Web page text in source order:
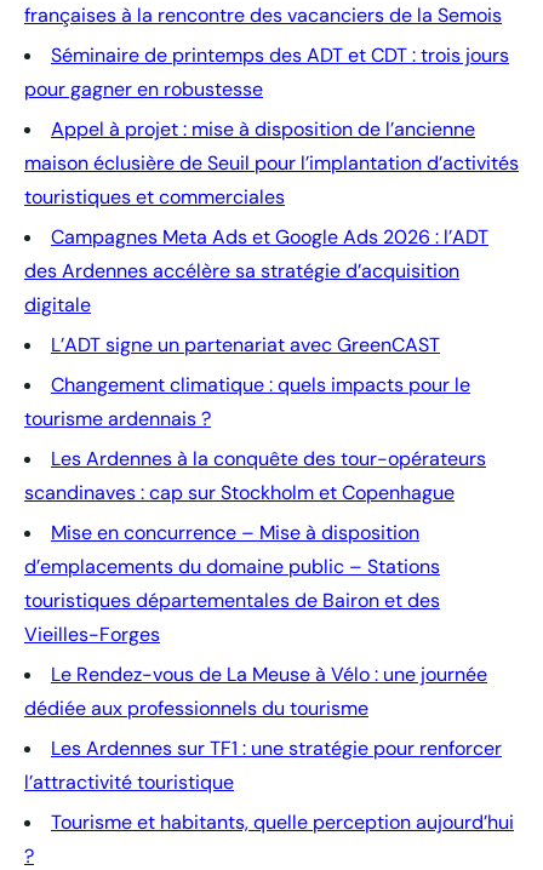
françaises à la rencontre des vacanciers de la Semois
Séminaire de printemps des ADT et CDT : trois jours
pour gagner en robustesse
Appel à projet : mise à disposition de l’ancienne
maison éclusière de Seuil pour l’implantation d’activités
touristiques et commerciales
Campagnes Meta Ads et Google Ads 2026 : l’ADT
des Ardennes accélère sa stratégie d’acquisition
digitale
L’ADT signe un partenariat avec GreenCAST
Changement climatique : quels impacts pour le
tourisme ardennais ?
Les Ardennes à la conquête des tour-opérateurs
scandinaves : cap sur Stockholm et Copenhague
Mise en concurrence – Mise à disposition
d’emplacements du domaine public – Stations
touristiques départementales de Bairon et des
Vieilles-Forges
Le Rendez-vous de La Meuse à Vélo : une journée
dédiée aux professionnels du tourisme
Les Ardennes sur TF1 : une stratégie pour renforcer
l’attractivité touristique
Tourisme et habitants, quelle perception aujourd’hui
?